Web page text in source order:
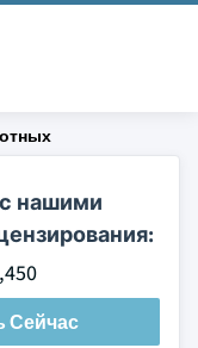
нашими
Сейчас